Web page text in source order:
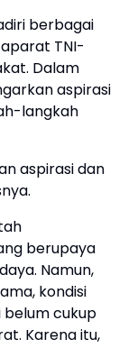
berbagai
TNI-
Dalam
aspirasi
langkah
aspirasi dan
berupaya
Namun,
kondisi
belum cukup
Karena itu,